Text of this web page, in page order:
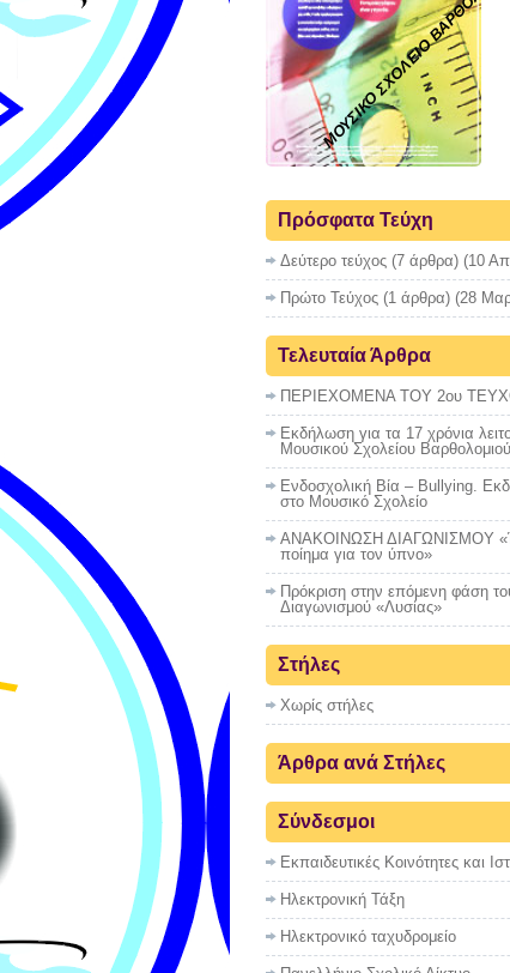
ΜΟΥΣΙΚΟ ΣΧΟΛΕΙΟ ΒΑΡΘΟΛΟΜΙΟ
Πρόσφατα Τεύχη
Δεύτερο τεύχος (7 άρθρα) (10
Πρώτο Τεύχος (1 άρθρα) (28
Τελευταία Άρθρα
ΠΕΡΙΕΧΟΜΕΝΑ ΤΟΥ 2ου
Εκδήλωση για τα 17 χρόνια
Μουσικού Σχολείου Βαρθολομιού
Ενδοσχολική Βία – Bullying.
στο Μουσικό Σχολείο
ΑΝΑΚΟΙΝΩΣΗ ΔΙΑΓΩΝΙΣΜΟΥ
ποίημα για τον ύπνο»
Πρόκριση στην επόμενη φάση
Διαγωνισμού «Λυσίας»
Στήλες
Χωρίς στήλες
Άρθρα ανά Στήλες
Σύνδεσμοι
Εκπαιδευτικές Κοινότητες και
Ηλεκτρονική Τάξη
Ηλεκτρονικό ταχυδρομείο